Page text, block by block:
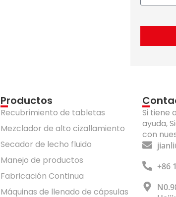
Productos
Recubrimiento de tabletas
Mezclador de alto cizallamiento
Secador de lecho fluido
Manejo de productos
Fabricación Continua
Máquinas de llenado de cápsulas
Si tiene
ayuda,
con
+86